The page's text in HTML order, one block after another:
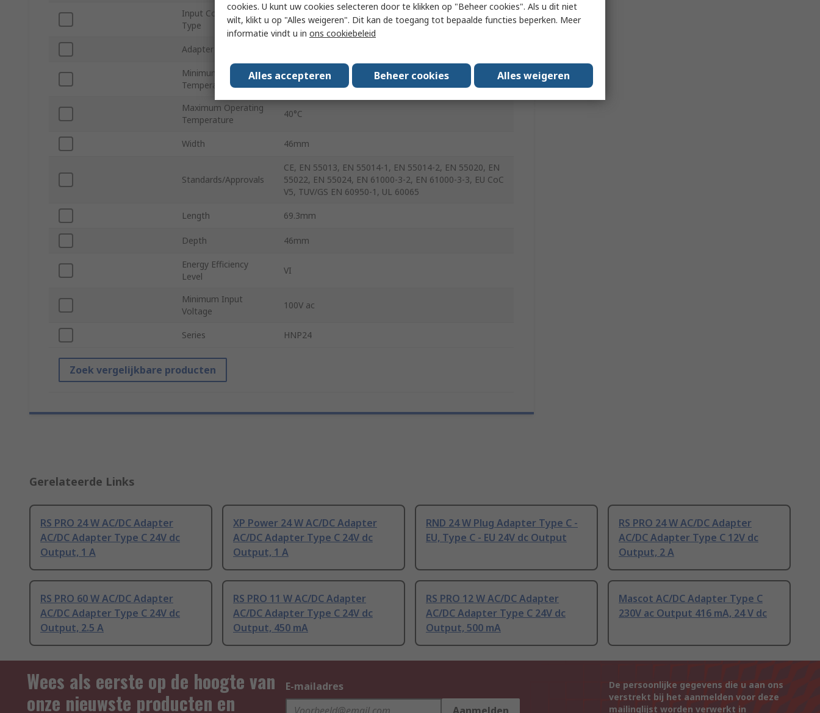
Input Connector
Type
EU Plug
Adapter Current
Minimum Operating
Temperature
-10°C
Maximum Operating
Temperature
40°C
Width 46mm
Standards/Approvals
CE, EN 55013, EN 55014-1, EN 55014-2, EN 55020, EN
55022, EN 55024, EN 61000-3-2, EN 61000-3-3, EU CoC
V5, TUV/GS EN 60950-1, UL 60065
Length 69.3mm
Depth 46mm
Energy Efficiency
Level
VI
Minimum Input
Voltage
100V ac
Series HNP24
Zoek vergelijkbare producten
Gerelateerde Links
RS PRO 24 W AC/DC Adapter
AC/DC Adapter Type C 24V dc
Output, 1 A
XP Power 24 W AC/DC Adapter
AC/DC Adapter Type C 24V dc
Output, 1 A
RND 24 W Plug Adapter Type C -
EU, Type C - EU 24V dc Output
RS PRO 24 W AC/DC Adapter
AC/DC Adapter Type C 12V dc
Output, 2 A
RS PRO 60 W AC/DC Adapter
AC/DC Adapter Type C 24V dc
Output, 2.5 A
RS PRO 11 W AC/DC Adapter
AC/DC Adapter Type C 24V dc
Output, 450 mA
RS PRO 12 W AC/DC Adapter
AC/DC Adapter Type C 24V dc
Output, 500 mA
Mascot AC/DC Adapter Type C
230V ac Output 416 mA, 24 V dc
Wees als eerste op de hoogte van
onze nieuwste producten en
E-mailadres
De persoonlijke gegevens die u aan ons
verstrekt bij het aanmelden voor deze
mailinglijst worden verwerkt in
cookies. U kunt uw cookies selecteren door te klikken op "Beheer cookies". Als u dit niet
wilt, klikt u op "Alles weigeren". Dit kan de toegang tot bepaalde functies beperken. Meer
informatie vindt u in ons cookiebeleid
Alles accepteren Beheer cookies Alles weigeren